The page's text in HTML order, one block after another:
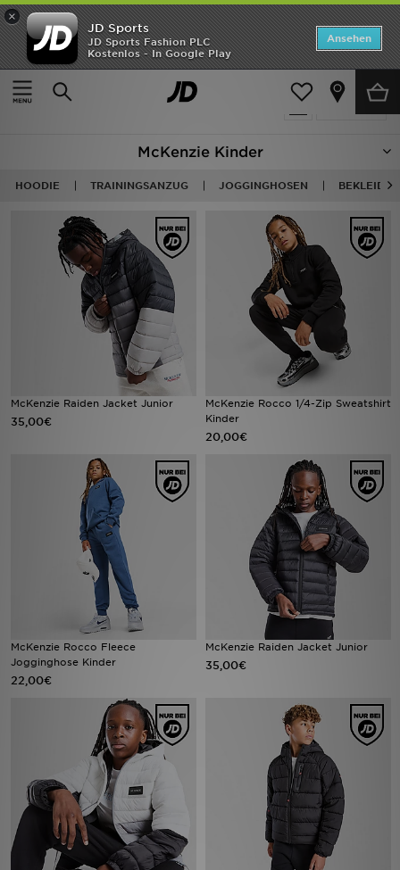
×
JD Sports
JD Sports Fashion PLC
Kostenlos - In Google Play
Ansehen
Startseite
Kinder
verfeinern
80 Produkte
McKenzie Kinder
HOODIE TRAININGSANZUG JOGGINGHOSEN
McKenzie Raiden Jacket Junior
35,00€
McKenzie Rocco 1/4-Zip Sweatshirt
Kinder
20,00€
McKenzie Rocco Fleece
Jogginghose Kinder
22,00€
McKenzie Raiden Jacket Junior
35,00€
Startseite
ANGEBOTE
Herren
Damen
Bestsellers
Fußball
Lade Die APP
Geschenkkarte
Meine Nachrichten
Bestellverfolgung
Hilfe & Kontakt
Trending Styles